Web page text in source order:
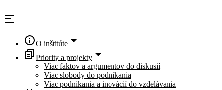
to
content
O inštitúte
Priority a projekty
Viac faktov a argumentov do diskusií
Viac slobody do podnikania
Viac podnikania a inovácií do vzdelávania